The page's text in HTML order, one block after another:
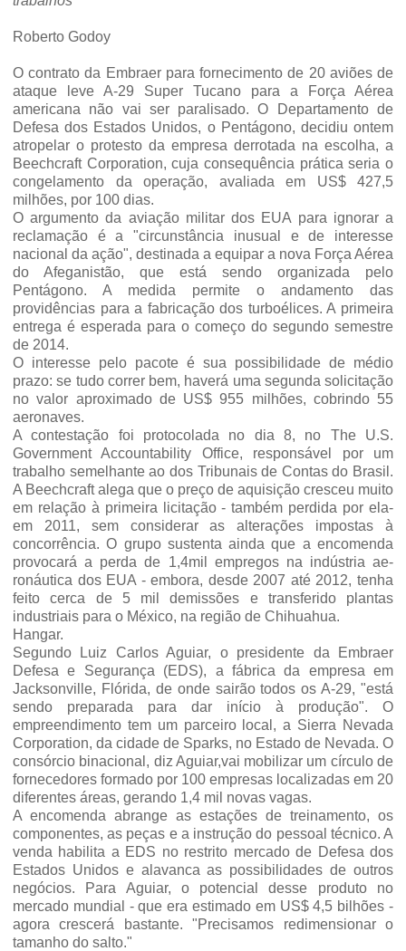
Roberto Godoy
O contrato da Embraer para fornecimento de 20 aviões de
ataque leve A-29 Super Tucano para a Força Aérea
americana não vai ser paralisado. O Departamento de
Defesa dos Estados Unidos, o Pentágono, decidiu ontem
atropelar o protesto da empresa der­rotada na escolha, a
Beechcraft Corporation, cuja consequência prática seria o
congelamento da operação, avaliada em US$ 427,5
milhões, por 100 dias.
O argumento da aviação mili­tar dos EUA para ignorar a
recla­mação é a "circunstância inusual e de interesse
nacional da ação", destinada a equipar a nova Força Aérea
do Afeganistão, que está sendo organizada pelo
Pentágono. A medida permite o andamen­to das
providências para a fabricação dos turboélices. A primeira
entrega é esperada para o come­ço do segundo semestre
de 2014.
O interesse pelo pacote é sua possibilidade de médio
prazo: se tudo correr bem, haverá uma se­gunda solicitação
no valor apro­ximado de US$ 955 milhões, co­brindo 55
aeronaves.
A contestação foi protocolada no dia 8, no The U.S.
Government Accountability Office, res­ponsável por um
trabalho seme­lhante ao dos Tribunais de Con­tas do Brasil.
A Beechcraft alega que o preço de aquisição cresceu muito
em relação à primeira lici­tação - também perdida por ela-
em 2011, sem considerar as alte­rações impostas à
concorrência. O grupo sustenta ainda que a en­comenda
provocará a perda de 1,4mil empregos na indústria ae­
ronáutica dos EUA - embora, desde 2007 até 2012, tenha
feito cerca de 5 mil demissões e trans­ferido plantas
industriais para o México, na região de Chihuahua.
Hangar.
Segundo Luiz Carlos Aguiar, o presidente da Embraer
Defesa e Segurança (EDS), a fá­brica da empresa em
Jacksonville, Flórida, de onde sairão todos os A-29, "está
sendo preparada para dar início à produção". O
empreendimento tem um parcei­ro local, a Sierra Nevada
Corporation, da cidade de Sparks, no Estado de Nevada. O
consórcio binacional, diz Aguiar,vai mobili­zar um círculo de
fornecedores formado por 100 empresas loca­lizadas em 20
diferentes áreas, gerando 1,4 mil novas vagas.
A encomenda abrange as esta­ções de treinamento, os
compo­nentes, as peças e a instrução do pessoal técnico. A
venda habilita a EDS no restrito mercado de Defesa dos
Estados Uni­dos e alavanca as possibilida­des de outros
negócios. Para Aguiar, o potencial desse pro­duto no
mercado mundial - que era estimado em US$ 4,5 bilhões -
agora crescerá bas­tante. "Precisamos redimensionar o
tamanho do salto."